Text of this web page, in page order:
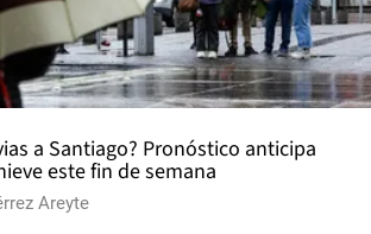
a Santiago? Pronóstico anticipa
este fin de semana
Areyte